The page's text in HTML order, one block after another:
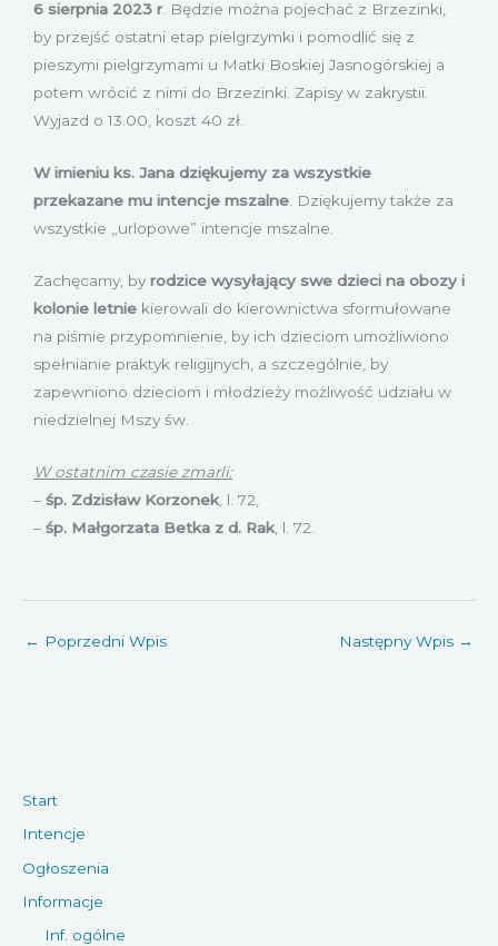
Start
Intencje
Ogłoszenia
Informacje
Inf. ogólne
6 sierpnia 2023 r. Będzie można pojechać z Brzezinki,
by przejść ostatni etap pielgrzymki i pomodlić się z
pieszymi pielgrzymami u Matki Boskiej Jasnogórskiej a
potem wrócić z nimi do Brzezinki. Zapisy w zakrystii.
Wyjazd o 13.00, koszt 40 zł.
W imieniu ks. Jana dziękujemy za wszystkie
przekazane mu intencje mszalne . Dziękujemy także za
wszystkie „urlopowe” intencje mszalne.
Zachęcamy, by rodzice wysyłający swe dzieci na obozy i
kolonie letnie kierowali do kierownictwa sformułowane
na piśmie przypomnienie, by ich dzieciom umożliwiono
spełnianie praktyk religijnych, a szczególnie, by
zapewniono dzieciom i młodzieży możliwość udziału w
niedzielnej Mszy św.
W ostatnim czasie zmarli:
– śp. Zdzisław Korzonek , l. 72,
– śp. Małgorzata Betka z d. Rak , l. 72.
← Poprzedni Wpis Następny Wpis →